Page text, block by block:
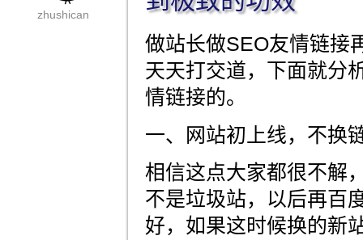
zhushican
做站长做SEO友情链接
天天打交道，下面就分
情链接的。
一、网站初上线，不换
相信这点大家都很不解
不是垃圾站，以后再百
好，如果这时候换的新